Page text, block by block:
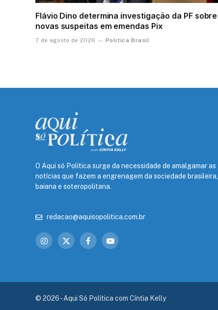
Flávio Dino determina investigação da PF sobre
novas suspeitas em emendas Pix
7 de agosto de 2026 Política Brasil
O Aqui só Política surge da necessidade de amalgamar as
notícias que fazem a engrenagem da sociedade brasileira,
baiana e soteropolitana.
redacao@aquisopolitica.com.br
Instagram
X
FacebookYouTube
© 2026 - Aqui Só Política com Cíntia Kelly